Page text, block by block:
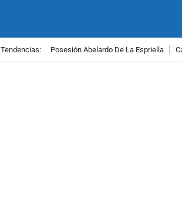
Tendencias: Posesión Abelardo De La Espriella